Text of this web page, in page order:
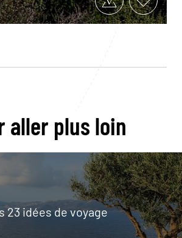
aller plus loin
23 idées de voyage